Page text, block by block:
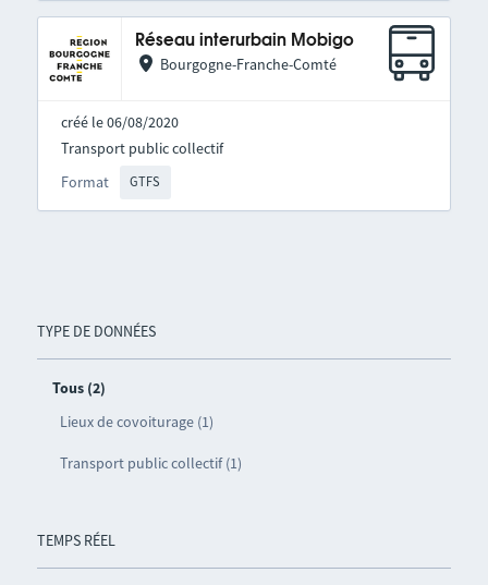
TYPE DE DONNÉES
Tous (2)
Lieux de covoiturage (1)
Transport public collectif (1)
TEMPS RÉEL
Réseau interurbain Mobigo
Bourgogne-Franche-Comté
créé le 06/08/2020
Format GTFS
Transport public collectif